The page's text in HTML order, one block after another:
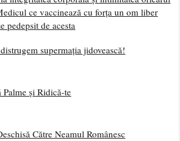
ce vaccinează cu forța un om liber
pedepsit de acesta
supermația jidovească!
și Ridică-te
Către Neamul Românesc